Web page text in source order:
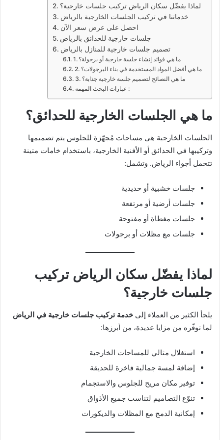
لماذا يفضّل سكان الرياض تركيب جلسات خارجية؟
خدماتنا في تركيب الجلسات الخارجية بالرياض
احصل على عرض سعر الآن
جلسات خارجية للحدائق بالرياض
تصميم جلسات خارجية للمنازل بالرياض
1. ما هي فوائد إنشاء جلسة خارجية أو برجولة؟
2. ما هي أفضل المواد المستخدمة في بناء البرجولات؟
3. ما هي النصائح لتصميم جلسة خارجية جذابة؟
عبارات البحث المهمة :
ما هي الجلسات الخارجية للحدائق؟
الجلسات الخارجية هي مساحات مُجهّزة للجلوس يتم تصميمها
وتركيبها في الحدائق أو الأفنية الخارجية، باستخدام خامات متينة
تتحمل أجواء الرياض. وتشمل:
جلسات خشبية أو حديدية
جلسات أرضية أو مرتفعة
جلسات مغطاة أو مفتوحة
جلسات مع مظلات أو برجولات
لماذا يفضّل سكان الرياض تركيب
جلسات خارجية؟
يلجأ الكثير من العملاء إلى خدمة تركيب جلسات خارجية في الرياض
لما توفّره من مزايا عديدة، من أبرزها:
استغلال مثالي للمساحات الخارجية
إضافة لمسة جمالية فاخرة للحديقة
توفير مكان مريح للجلوس والاستجمام
تنوّع التصاميم لتناسب جميع الأذواق
إمكانية الدمج مع المظلات والديكورات